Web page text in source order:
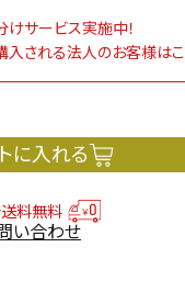
けサービス実施中！
される法人のお客様はこ
に入れる
送料無料
い合わせ